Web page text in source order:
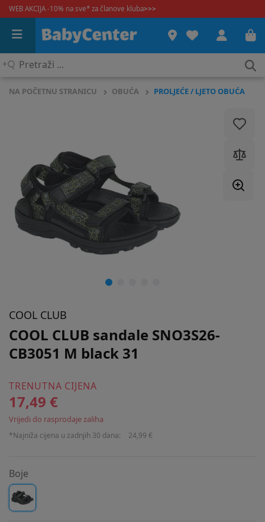
WEB AKCIJA -10% na sve* za članove kluba>>>
Pretraži
NA POČETNU STRANICU OBUĆA PROLJEĆE / LJETO OBUĆA
COOL CLUB
COOL CLUB sandale SNO3S26-
CB3051 M black 31
TRENUTNA CIJENA
17,49 €
Vrijedi do rasprodaje zaliha
*Najniža cijena u zadnjih 30 dana: 24,99 €
Boje